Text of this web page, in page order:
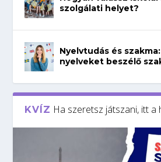
szolgálati helyet?
Nyelvtudás és
nyelveket beszélő
KVÍZ Ha szeretsz játszani, itt a